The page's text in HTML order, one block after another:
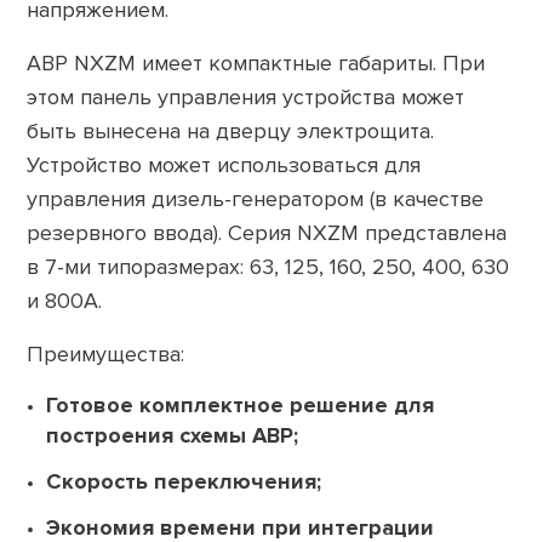
напряжением.
АВР NXZM имеет компактные габариты. При
этом панель управления устройства может
быть вынесена на дверцу электрощита.
Устройство может использоваться для
управления дизель-генератором (в качестве
резервного ввода). Серия NXZM представлена ​​
в 7-ми типоразмерах: 63, 125, 160, 250, 400, 630
и 800А.
Преимущества:
Готовое комплектное решение для
построения схемы АВР;
Скорость переключения;
Экономия времени при интеграции